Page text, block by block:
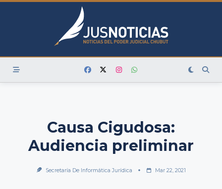
Skip
Causa Cigudosa:
Audiencia preliminar
Secretaría De Informática Jurídica Mar 22, 2021